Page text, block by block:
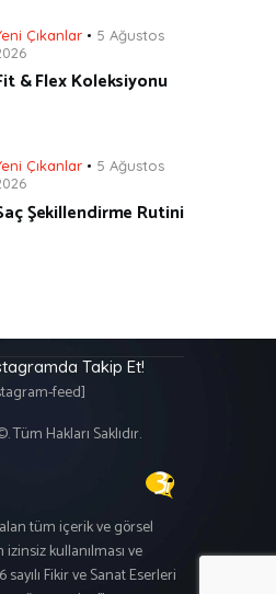
Çıkanlar
5 Ağustos
& Flex Koleksiyonu
Çıkanlar
5 Ağustos
Şekillendirme Rutini
Takip Et!
feed]
Tüm Hakları Saklıdır.
tüm içerik ve görsel
kullanılması ve
sayılı Fikir ve Sanat Eserleri